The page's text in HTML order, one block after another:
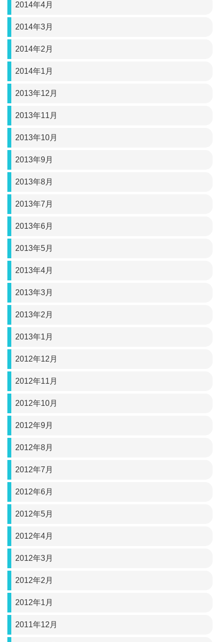
2014年4月
2014年3月
2014年2月
2014年1月
2013年12月
2013年11月
2013年10月
2013年9月
2013年8月
2013年7月
2013年6月
2013年5月
2013年4月
2013年3月
2013年2月
2013年1月
2012年12月
2012年11月
2012年10月
2012年9月
2012年8月
2012年7月
2012年6月
2012年5月
2012年4月
2012年3月
2012年2月
2012年1月
2011年12月